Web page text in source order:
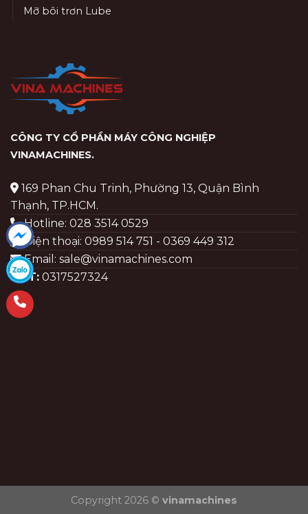
Mỡ bôi trơn Lube
CÔNG TY CỔ PHẦN MÁY CÔNG NGHIỆP
VINAMACHINES.
169 Phan Chu Trinh, Phường 13, Quận Bình
Thạnh, TP.HCM.
Hotline: 028 3514 0529
Điện thoại: 0989 514 751 - 0369 449 312
Email: sale@vinamachines.com
MST: 0317527324
Copyright 2026 © vinamachines